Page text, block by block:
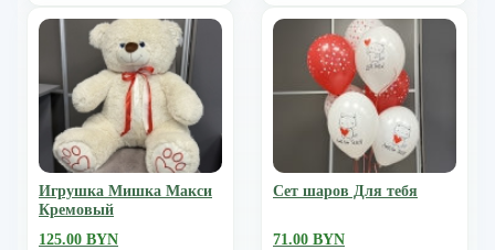
Игрушка Мишка Mакси
Кремовый
125.00 BYN
Сет шаров Для тебя
71.00 BYN